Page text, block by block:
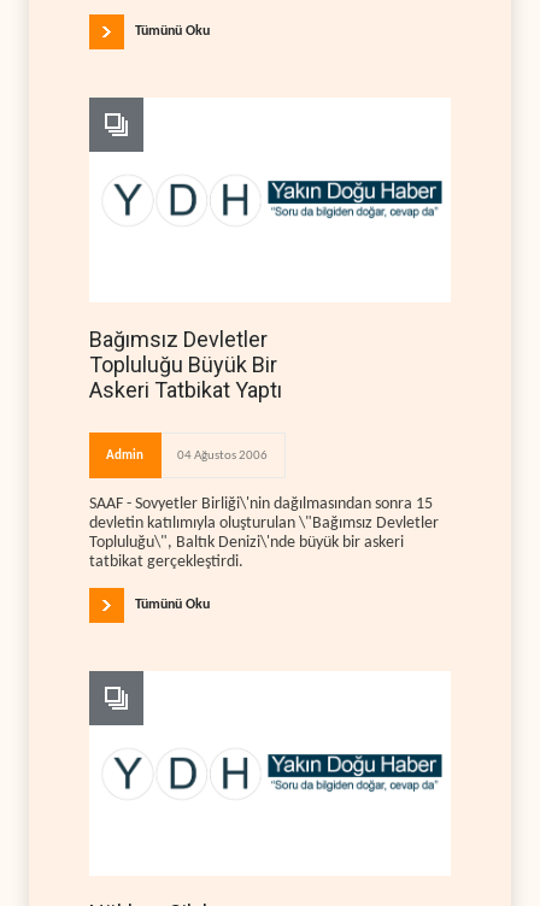
Tümünü Oku
Bağımsız Devletler
Topluluğu Büyük Bir
Askeri Tatbikat Yaptı
Admin 04 Ağustos 2006
SAAF - Sovyetler Birliği\'nin dağılmasından sonra 15
devletin katılımıyla oluşturulan \"Bağımsız Devletler
Topluluğu\", Baltık Denizi\'nde büyük bir askeri
tatbikat gerçekleştirdi.
Tümünü Oku